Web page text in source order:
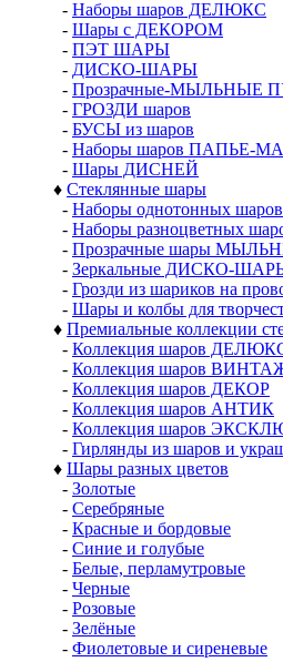
- Наборы шаров ДЕЛЮКС
- Шары с ДЕКОРОМ
- ПЭТ ШАРЫ
- ДИСКО-ШАРЫ
- Прозрачные-МЫЛЬНЫЕ
- ГРОЗДИ шаров
- БУСЫ из шаров
- Наборы шаров ПАПЬЕ-
- Шары ДИСНЕЙ
♦ Стеклянные шары
- Наборы однотонных шаров
- Наборы разноцветных
- Прозрачные шары
- Зеркальные ДИСКО-
- Грозди из шариков на
- Шары и колбы для
♦ Премиальные коллекции
- Коллекция шаров
- Коллекция шаров
- Коллекция шаров ДЕКОР
- Коллекция шаров АНТИК
- Коллекция шаров
- Гирлянды из шаров и
♦ Шары разных цветов
- Золотые
- Серебряные
- Красные и бордовые
- Синие и голубые
- Белые, перламутровые
- Черные
- Розовые
- Зелёные
- Фиолетовые и сиреневые